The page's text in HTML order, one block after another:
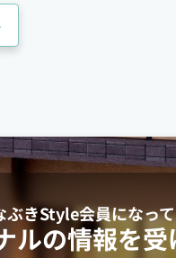
ぶきStyle会員になって
ルの情報を受